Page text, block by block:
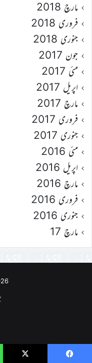
مارچ 2018
فروری 2018
جنوری 2018
جون 2017
مئی 2017
اپریل 2017
مارچ 2017
فروری 2017
جنوری 2017
مئی 2016
اپریل 2016
مارچ 2016
فروری 2016
جنوری 2016
مارچ 17